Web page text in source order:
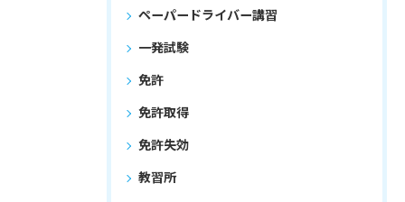
ペーパードライバー講習
一発試験
免許
免許取得
免許失効
教習所